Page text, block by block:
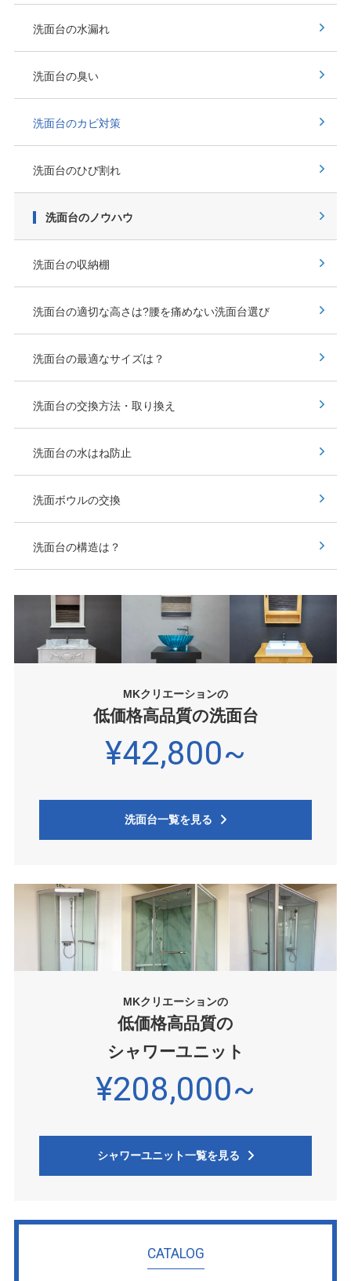
洗面台の水漏れ
洗面台の臭い
洗面台のカビ対策
洗面台のひび割れ
洗面台のノウハウ
洗面台の収納棚
洗面台の適切な高さは?腰を痛めない洗面台選び
洗面台の最適なサイズは？
洗面台の交換方法・取り換え
洗面台の水はね防止
洗面ボウルの交換
洗面台の構造は？
MKクリエーションの
低価格高品質の洗面台
¥42,800~
洗面台一覧を見る
MKクリエーションの
低価格高品質の
シャワーユニット
¥208,000~
シャワーユニット一覧を見る
CATALOG